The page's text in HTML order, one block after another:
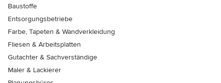
Baustoffe
Entsorgungsbetriebe
Farbe, Tapeten & Wandverkleidung
Fliesen & Arbeitsplatten
Gutachter & Sachverständige
Maler & Lackierer